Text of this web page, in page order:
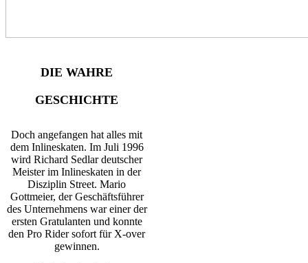
DIE WAHRE
GESCHICHTE
Doch angefangen hat alles mit
dem Inlineskaten. Im Juli 1996
wird Richard Sedlar deutscher
Meister im Inlineskaten in der
Disziplin Street. Mario
Gottmeier, der Geschäftsführer
des Unternehmens war einer der
ersten Gratulanten und konnte
den Pro Rider sofort für X-over
gewinnen.